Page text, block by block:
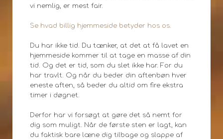
vi nemlig, er mest fair.
Se hvad billig hjemmeside betyder hos os.
Du har ikke tid. Du tænker, at det at få lavet en
hjemmeside kommer til at tage en masse af din
tid. Og det er tid, som du slet ikke har. For du
har travlt. Og når du beder din aftenbøn hver
eneste aften, så beder du altid om fire ekstra
timer i døgnet.
Derfor har vi forsøgt at gøre det så nemt for
dig som muligt. Når de første sten er lagt, kan
du faktisk bare læne dig tilbage og slappe af